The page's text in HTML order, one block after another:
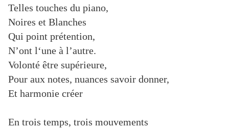
Telles touches du piano,
Noires et Blanches
Qui point prétention,
N’ont l‘une à l’autre.
Volonté être supérieure,
Pour aux notes, nuances savoir donner,
Et harmonie créer
En trois temps, trois mouvements